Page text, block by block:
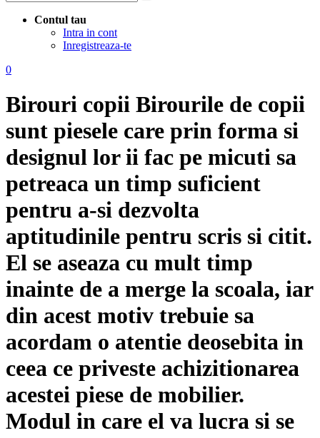
Contul tau
Intra in cont
Inregistreaza-te
0
Birouri copii Birourile de copii
sunt piesele care prin forma si
designul lor ii fac pe micuti sa
petreaca un timp suficient
pentru a-si dezvolta
aptitudinile pentru scris si citit.
El se aseaza cu mult timp
inainte de a merge la scoala, iar
din acest motiv trebuie sa
acordam o atentie deosebita in
ceea ce priveste achizitionarea
acestei piese de mobilier.
Modul in care el va lucra si se